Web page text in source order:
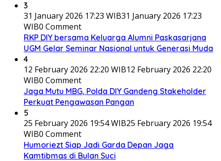
3
31 January 2026 17:23 WIB31 January 2026 17:23
WIB0 Comment
RKP DIY bersama Keluarga Alumni Paskasarjana
UGM Gelar Seminar Nasional untuk Generasi Muda
4
12 February 2026 22:20 WIB12 February 2026 22:20
WIB0 Comment
Jaga Mutu MBG, Polda DIY Gandeng Stakeholder
Perkuat Pengawasan Pangan
5
25 February 2026 19:54 WIB25 February 2026 19:54
WIB0 Comment
Humoriezt Siap Jadi Garda Depan Jaga
Kamtibmas di Bulan Suci